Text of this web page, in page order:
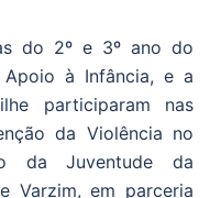
do 2º e 3º ano do
Apoio à Infância, e a
participaram nas
da Violência no
da Juventude da
Varzim, em parceria